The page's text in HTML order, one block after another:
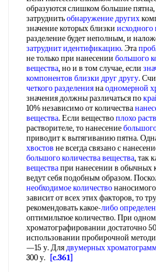
образуются слишком большие
затруднитьобнаружение других
значение которых близки исходного
разделение будет неполным, и
затруднит идентификацию. Эта
не только при нанесении большого
вещества, но и в том случае, если
компонентов близки друг другу.
четкого разделениянаодномерной
значения должны различаться по
10% независимо от количества
вещества. Если веществоплохо
растворителе, то нанесение
приводит к вытягиванию пятна.
хвостов не всегда связано с
большого количества вещества, так
веществапри нанесении в обычных
ведут себя подобным образом.
необходимое количество
зависит от всех этих факторов, то
рекомендовать какое-либо
оптимильтюе количество. При
хроматографировании достаточно
использовании пробирочной
—15 у. Длядвумерных
300 у.
[c.361]